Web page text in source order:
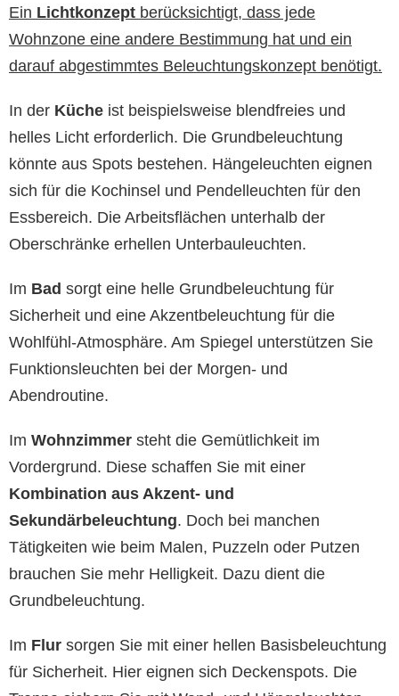
Ein Lichtkonzept berücksichtigt, dass jede
Wohnzone eine andere Bestimmung hat und ein
darauf abgestimmtes Beleuchtungskonzept benötigt.
In der Küche ist beispielsweise blendfreies und
helles Licht erforderlich. Die Grundbeleuchtung
könnte aus Spots bestehen. Hängeleuchten eignen
sich für die Kochinsel und Pendelleuchten für den
Essbereich. Die Arbeitsflächen unterhalb der
Oberschränke erhellen Unterbauleuchten.
Im Bad sorgt eine helle Grundbeleuchtung für
Sicherheit und eine Akzentbeleuchtung für die
Wohlfühl-Atmosphäre. Am Spiegel unterstützen Sie
Funktionsleuchten bei der Morgen- und
Abendroutine.
Im Wohnzimmer steht die Gemütlichkeit im
Vordergrund. Diese schaffen Sie mit einer
Kombination aus Akzent- und
Sekundärbeleuchtung. Doch bei manchen
Tätigkeiten wie beim Malen, Puzzeln oder Putzen
brauchen Sie mehr Helligkeit. Dazu dient die
Grundbeleuchtung.
Im Flur sorgen Sie mit einer hellen Basisbeleuchtung
für Sicherheit. Hier eignen sich Deckenspots. Die